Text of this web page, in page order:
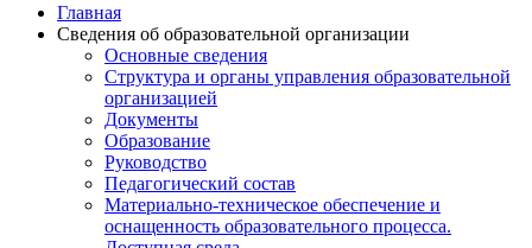
Главная
Сведения об образовательной организации
Основные сведения
Структура и органы управления образовательной
организацией
Документы
Образование
Руководство
Педагогический состав
Материально-техническое обеспечение и
оснащенность образовательного процесса.